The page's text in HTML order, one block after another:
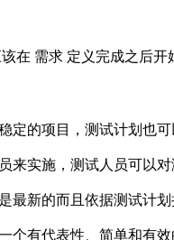
在 需求 定义完成之后
定的项目，测试计划也可
来实施，测试人员可以
最新的而且依据测试计划
个有代表性、简单和有